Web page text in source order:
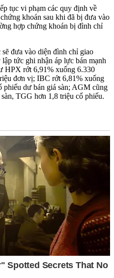
tục vi phạm các quy định về
khoán sau khi đã bị đưa vào
hợp chứng khoán bị đình chỉ
đưa vào diện đình chỉ giao
tức ghi nhận áp lực bán mạnh
HPX rớt 6,91% xuống 6.330
đơn vị; IBC rớt 6,81% xuống
phiếu dư bán giá sàn; AGM cũng
TGG hơn 1,8 triệu cổ phiếu.